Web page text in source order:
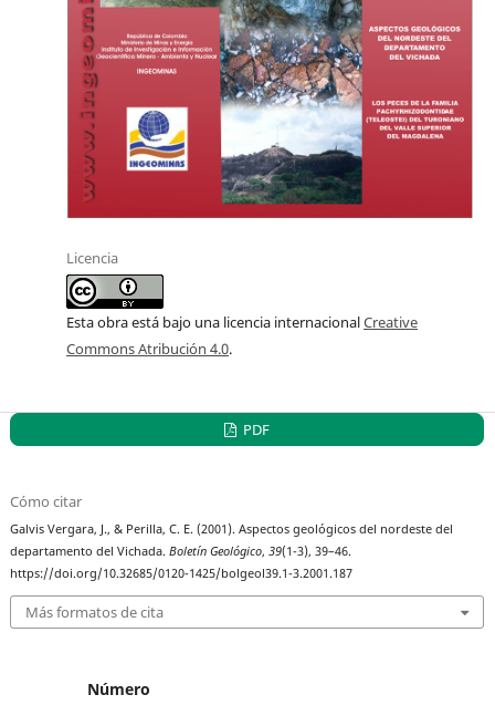
Licencia
Esta obra está bajo una licencia internacionalCreative
Commons Atribución 4.0.
PDF
Cómo citar
Galvis Vergara, J., & Perilla, C. E. (2001). Aspectos geológicos del nordeste del
departamento del Vichada.Boletín Geológico,39(1-3), 39–46.
https://doi.org/10.32685/0120-1425/bolgeol39.1-3.2001.187
Más formatos de cita
Número